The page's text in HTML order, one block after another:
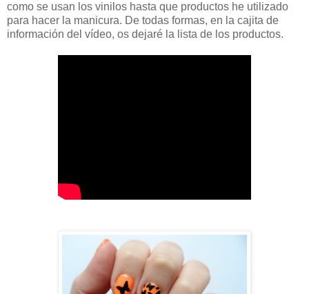
como se usan los vinilos hasta que productos he utilizado
para hacer la manicura. De todas formas, en la cajita de
información del vídeo, os dejaré la lista de los productos.